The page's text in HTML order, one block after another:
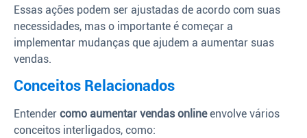
Essas ações podem ser ajustadas de acordo com suas
necessidades, mas o importante é começar a
implementar mudanças que ajudem a aumentar suas
vendas.
Conceitos Relacionados
Entender como aumentar vendas onlineenvolve vários
conceitos interligados, como: